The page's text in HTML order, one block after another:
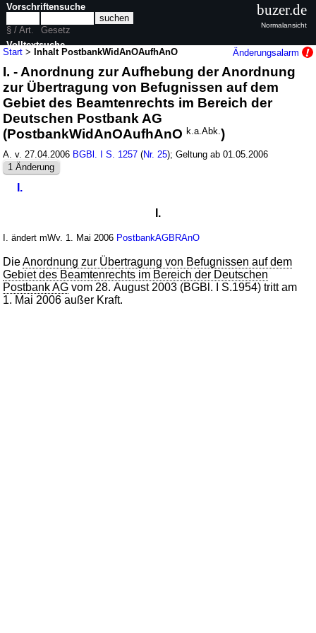
Start >Inhalt PostbankWidAnOAufhAnO Änderungsalarm
I. - Anordnung zur Aufhebung der Anordnung
zur Übertragung von Befugnissen auf dem
Gebiet des Beamtenrechts im Bereich der
Deutschen Postbank AG
(PostbankWidAnOAufhAnOk.a.Abk.)
A. v. 27.04.2006 BGBl. I S. 1257 (Nr. 25); Geltung ab 01.05.2006
1 Änderung
I.
I.
I. ändert mWv. 1. Mai 2006 PostbankAGBRAnO
DieAnordnung zur Übertragung von Befugnissen auf dem
Gebiet des Beamtenrechts im Bereich der Deutschen
Postbank AG vom 28. August 2003 (BGBl. I S.1954) tritt am
1. Mai 2006 außer Kraft.
Vorschriftensuche
§ / Art.
Gesetz
Volltextsuche
nur in PostbankWidAnOAufhAnO
buzer.de
Normalansicht